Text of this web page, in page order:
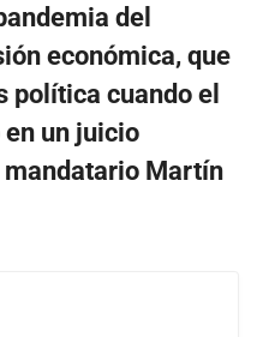
del
económica, que
política cuando el
un juicio
Martín